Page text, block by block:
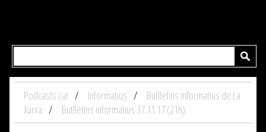
Podcasts.cat Informatius
Butlletins informatius de La
Xarxa
Butlletins informatius 17.11.17 (21h)